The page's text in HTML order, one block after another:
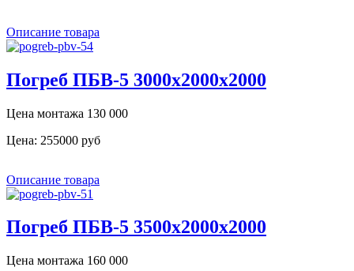
Описание товара
Погреб ПБВ-5 3000х2000х2000
Цена монтажа 130 000
Цена: 255000 руб
Описание товара
Погреб ПБВ-5 3500х2000х2000
Цена монтажа 160 000